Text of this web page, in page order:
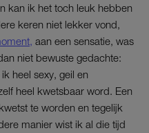
kan ik het toch leuk hebben
keren niet lekker vond,
aan een sensatie, was
niet bewuste gedachte:
heel sexy, geil en
heel kwetsbaar word. Een
te worden en tegelijk
manier wist ik al die tijd